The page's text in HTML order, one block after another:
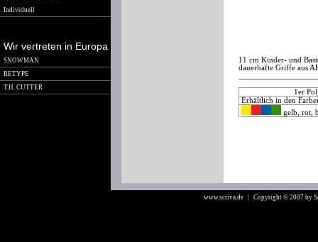
Individuell
Wir vertreten in Europa
SNOWMAN
RETYPE
T.H. CUTTER
11 cm Kinder- und
dauerhafte Griffe aus
1er
Erhältlich in den
gelb, rot,
www.scriva.de | Copyright © 2007 by